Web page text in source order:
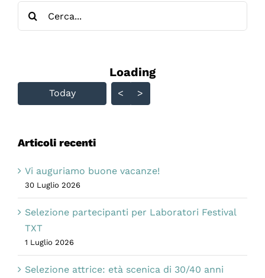
Skip Calendar
Loading - current view is
Loading
Today < >
Articoli recenti
Vi auguriamo buone vacanze!
30 Luglio 2026
Selezione partecipanti per Laboratori Festival
TXT
1 Luglio 2026
Selezione attrice: età scenica di 30/40 anni